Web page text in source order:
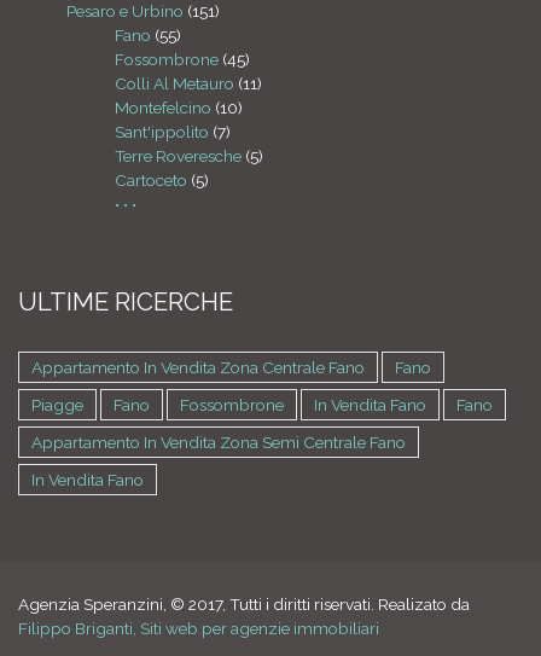
Pesaro e Urbino (151)
Fano (55)
Fossombrone (45)
Colli Al Metauro (11)
Montefelcino (10)
Sant'ippolito (7)
Terre Roveresche (5)
Cartoceto (5)
• • •
ULTIME RICERCHE
Appartamento In Vendita Zona Centrale Fano
Fano
Piagge
Fano Fossombrone In Vendita Fano
Fano
Appartamento In Vendita Zona Semi Centrale Fano
In Vendita Fano
Agenzia Speranzini, © 2017, Tutti i diritti riservati. Realizato da
Filippo Briganti, Siti web per agenzie immobiliari